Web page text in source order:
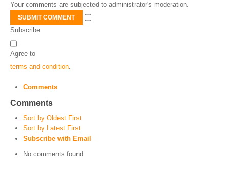
Your comments are subjected to administrator's moderation.
SUBMIT COMMENT
Subscribe
Agree to
terms and condition
Comments
Comments
Sort by Oldest First
Sort by Latest First
Subscribe with Email
No comments found